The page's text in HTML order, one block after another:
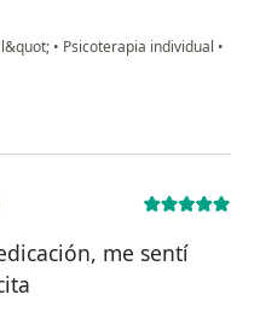
• Psicoterapia individual •
me sentí